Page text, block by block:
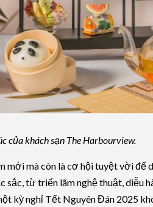
của khách sạn The Harbourview.
mới mà còn là cơ hội tuyệt vời để
từ triển lãm nghệ thuật, diễu
kỳ nghỉ Tết Nguyên Đán 2025